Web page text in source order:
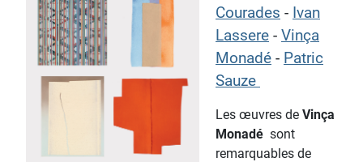
Courades - Ivan
Lassere - Vinça
Monadé - Patric
Sauze
Les œuvres de Vinça
Monadé sont
remarquables de